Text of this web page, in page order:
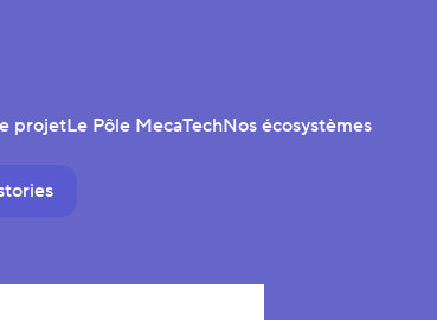
projetLe Pôle MecaTechNos écosystèmes